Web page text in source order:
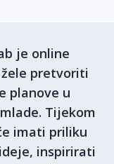
je online
pretvoriti
planove u
Tijekom
imati priliku
inspirirati